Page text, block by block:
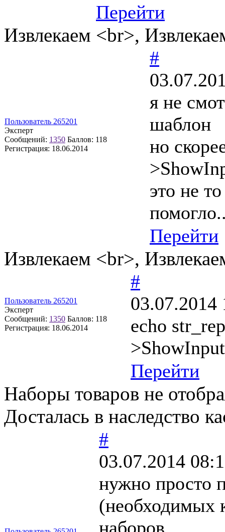
Перейти
Извлекаем <br>,
Пользователь 265201
Эксперт
Сообщений: 1350 Баллов: 118
Регистрация: 18.06.2014
#
я не
шаблон
но
это не
Перейти
Извлекаем <br>,
Пользователь 265201
Эксперт
Сообщений: 1350 Баллов: 118
Регистрация: 18.06.2014
#
03.07.2014
echo
Перейти
Наборы товаров не
Досталась в наследство
#
03.07.2014
нужно просто
(необходимых
наборов